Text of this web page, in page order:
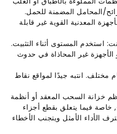
المحامل المضمنة للحمل.
المعدنية القوية غير قابلة
استخدم المستوى أثناء التثبيت.
الأجهزة غير المحاذاة في حدوث
مختلف. انتبه جيدًا لمواقع نقاط
خزانة السحب المعقد أو أنظمة
خاصة فيما يتعلق بقطع أجزاء
الأداء الأمثل ويتجنب الأخطاء